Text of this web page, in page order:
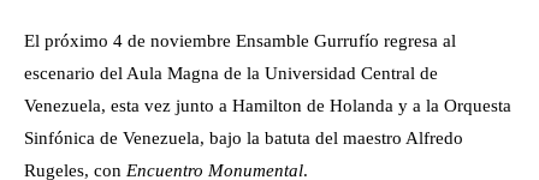
El próximo 4 de noviembre Ensamble Gurrufío regresa al
escenario del Aula Magna de la Universidad Central de
Venezuela, esta vez junto a Hamilton de Holanda y a la Orquesta
Sinfónica de Venezuela, bajo la batuta del maestro Alfredo
Rugeles, con Encuentro Monumental.